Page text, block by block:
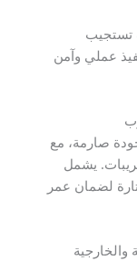
تستجيب
عملي وآمن
صارمة، مع
يشمل
لضمان عمر